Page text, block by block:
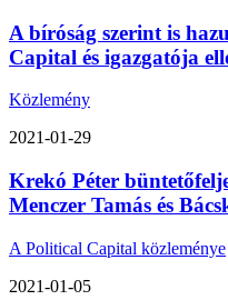
A bíróság szerint is
Capital és igazgatója
Közlemény
2021-01-29
Krekó Péter
Menczer Tamás és
A Political Capital közleménye
2021-01-05